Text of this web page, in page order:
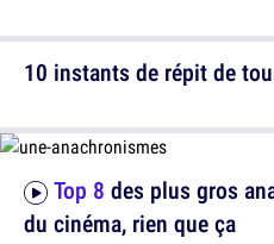
10 instants de répit de
Top 8 des plus gros
du cinéma, rien que ça